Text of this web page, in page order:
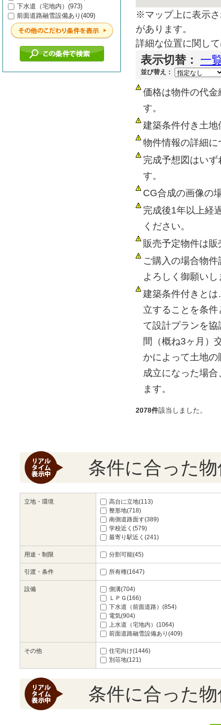
※マップ上に表示
があります。
詳細な位置に関し
表示切替： 一
並び替え：
価格は物件の代
す。
建築条件付き土
物件情報の詳細
完成予想図はい
す。
CG合成の画像の
完成後1年以上経
ください。
販売予定物件は
ご購入の場合物
よろしく御願いし
建築条件付きと
立することを条
て設計プランを
間（概ね3ヶ月）
かによって土地
成立になった場
ます。
2078件該当しました。
下水道（宅地内）(973)
前面道路融雪設備あり(409)
条件に合った
立地・環境
高台に立地(113)
整形地(718)
南側道路面す(389)
学校近く(579)
最寄り駅近く(241)
用途・制限 分割可能(45)
引渡・条件 所有権(1647)
設備
側溝(704)
ＬＰＧ(166)
下水道（前面道路）(854)
電気(904)
上水道（宅地内）(1064)
前面道路融雪設備あり(409)
その他
住宅向け(1446)
別荘地(121)
条件に合った